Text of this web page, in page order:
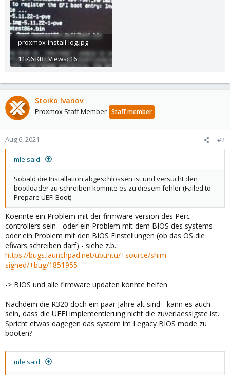
proxmox-install-log.jpg
117.6 KB · Views: 16
Stoiko Ivanov
Proxmox Staff Member Staff member
Aug 6, 2021 #2
mle said:
Sobald die Installation abgeschlossen ist und versucht den
bootloader zu schreiben kommte es zu diesem fehler (Failed to
Prepare UEFI Boot)
Koennte ein Problem mit der firmware version des Perc
controllers sein - oder ein Problem mit dem BIOS des systems
oder ein Problem mit den BIOS Einstellungen (ob das OS die
efivars schreiben darf) - siehe z.b.:
https://bugs.launchpad.net/ubuntu/+source/shim-
signed/+bug/1851955
-> BIOS und alle firmware updaten könnte helfen
Nachdem die R320 doch ein paar Jahre alt sind - kann es auch
sein, dass die UEFI implementierung nicht die zuverlaessigste ist.
Spricht etwas dagegen das system im Legacy BIOS mode zu
booten?
mle said: